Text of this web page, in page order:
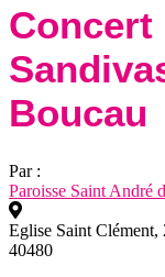
Concert
Boucau
Par :
Paroisse Saint André
Eglise Saint Clément,
40480